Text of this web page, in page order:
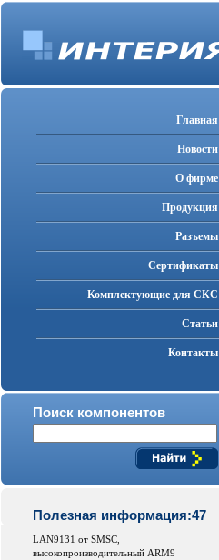
Главная
Новости
О фирме
Продукция
Разъемы
Cертификаты
Комплектующие для СКС
Статьи
Контакты
Поиск компонентов
Полезная информация:47
LAN9131 от SMSC,
высокопроизводительный ARM9